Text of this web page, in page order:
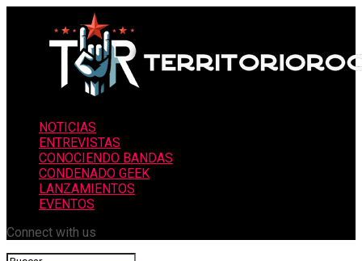
NOTICIAS
ENTREVISTAS
CONOCIENDO BANDAS
CONDENADO GEEK
LANZAMIENTOS
EVENTOS
Connect with us